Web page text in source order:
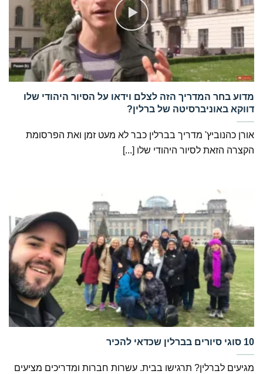
‏מדוע בחר המדריך הזה לצלם וידאו על הסיור היהודי שלו
דווקא באוניברסיטה של ברלין?
אורן כהנוביץ' מדריך בברלין כבר לא מעט זמן ואת הפרסומת
הקצרה הזאת לסיור היהודי שלו [...]
מגיעים לברלין? תרגישו בבית. עשרות חברות ומדריכים מציעים